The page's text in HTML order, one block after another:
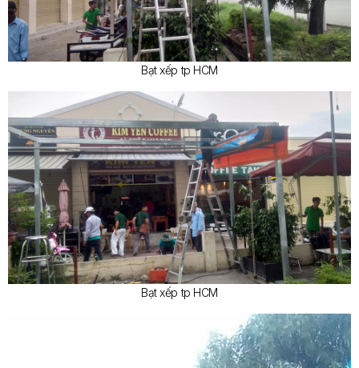
Bạt xếp tp HCM
Bạt xếp tp HCM